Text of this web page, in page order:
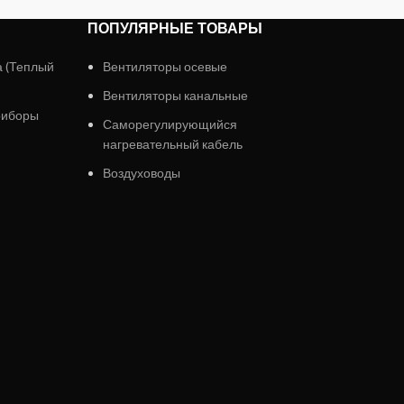
(Теплый
ПОПУЛЯРНЫЕ ТОВАРЫ
Вентиляторы осевые
Вентиляторы канальные
Саморегулирующийся
нагревательный кабель
Воздуховоды